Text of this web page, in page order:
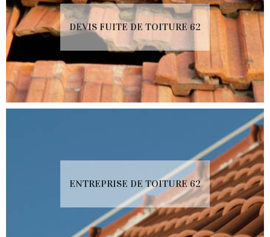
DEVIS FUITE DE TOITURE 62
ENTREPRISE DE TOITURE 62